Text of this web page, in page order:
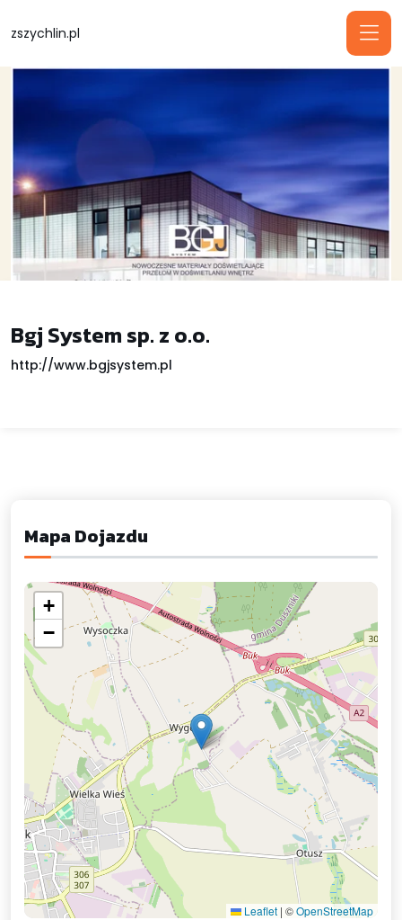
zszychlin.pl
Bgj System sp. z o.o.
http://www.bgjsystem.pl
Mapa Dojazdu
+
−
Leaflet | ©OpenStreetMap